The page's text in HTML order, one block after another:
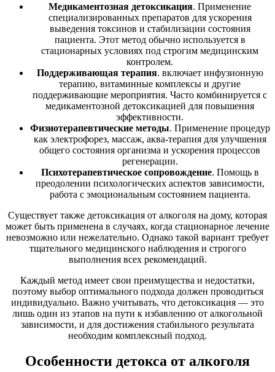
Медикаментозная детоксикация. Применение
специализированных препаратов для ускорения
выведения токсинов и стабилизации состояния
пациента. Этот метод обычно используется в
стационарных условиях под строгим медицинским
контролем.
Поддерживающая терапия. включает инфузионную
терапию, витаминные комплексы и другие
поддерживающие мероприятия. Часто комбинируется с
медикаментозной детоксикацией для повышения
эффективности.
Физиотерапевтические методы. Применение процедур
как электрофорез, массаж, аква-терапия для улучшения
общего состояния организма и ускорения процессов
регенерации.
Психотерапевтическое сопровождение. Помощь в
преодолении психологических аспектов зависимости,
работа с эмоциональным состоянием пациента.
Существует также детоксикация от алкоголя на дому, которая
может быть применена в случаях, когда стационарное лечение
невозможно или нежелательно. Однако такой вариант требует
тщательного медицинского наблюдения и строгого
выполнения всех рекомендаций.
Каждый метод имеет свои преимущества и недостатки,
поэтому выбор оптимального подхода должен проводиться
индивидуально. Важно учитывать, что детоксикация — это
лишь один из этапов на пути к избавлению от алкогольной
зависимости, и для достижения стабильного результата
необходим комплексный подход.
Особенности детокса от алкоголя